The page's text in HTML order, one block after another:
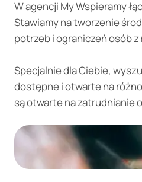
W agencji My Wspieramy
Stawiamy na tworzenie
potrzeb i ograniczeń osób
Specjalnie dla Ciebie,
dostępne i otwarte na
są otwarte na zatrudnianie